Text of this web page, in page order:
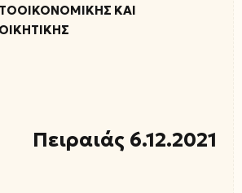
ΚΑΙ
Πειραιάς 6.12.2021